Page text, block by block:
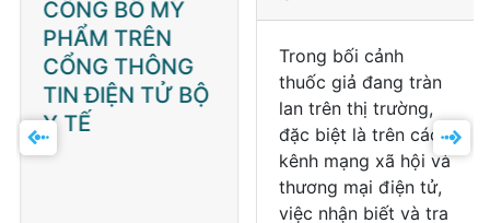
CÔNG BỐ MỸ
PHẨM TRÊN
CỔNG THÔNG
TIN ĐIỆN TỬ BỘ
Y TẾ
TRA CỨU
HÃNG – CHỦ
ĐỘNG BẢO VỆ
SỨC KHỎE
TRƯỚC VẤN
NẠN THUỐC
GIẢ